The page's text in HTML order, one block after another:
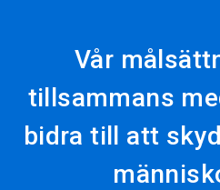
Vår
tillsammans
bidra till att